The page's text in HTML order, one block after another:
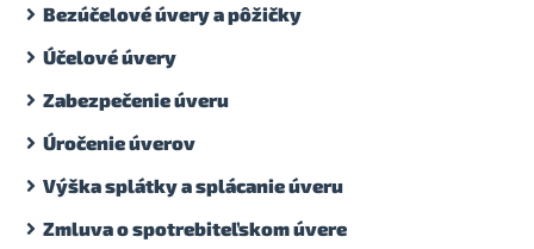
Bezúčelové úvery a pôžičky
Účelové úvery
Zabezpečenie úveru
Úročenie úverov
Výška splátky a splácanie úveru
Zmluva o spotrebiteľskom úvere